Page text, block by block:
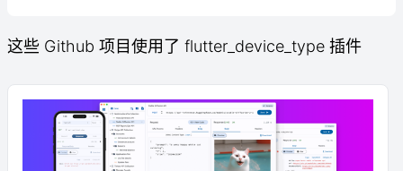
这些 Github 项目使用了 flutter_device_type 插件